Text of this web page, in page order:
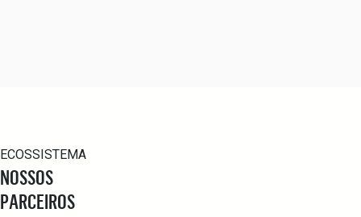
ECOSSISTEMA
NOSSOS
PARCEIROS